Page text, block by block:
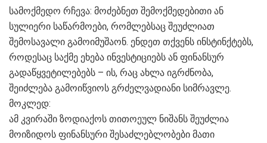
სამოქმედო რჩევა: მოძებნეთ შემოქმედებითი ან
სულიერი საწარმოები, რომლებსაც შეუძლიათ
შემოსავალი გამოიმუშაონ. ენდეთ თქვენს ინსტინქტებს,
როდესაც საქმე ეხება ინვესტიციებს ან ფინანსურ
გადაწყვეტილებებს – ის, რაც ახლა იგრძნობა,
შეიძლება გამოიწვიოს გრძელვადიანი სიმრავლე.
მოკლედ:
ამ კვირაში ზოდიაქოს თითოეულ ნიშანს შეუძლია
მოიზიდოს ფინანსური შესაძლებლობები მათი